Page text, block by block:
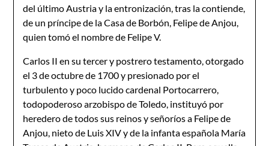
del último Austria y la entronización, tras la contiende,
de un príncipe de la Casa de Borbón, Felipe de Anjou,
quien tomó el nombre de Felipe V.
Carlos II en su tercer y postrero testamento, otorgado
el 3 de octubre de 1700 y presionado por el
turbulento y poco lucido cardenal Portocarrero,
todopoderoso arzobispo de Toledo, instituyó por
heredero de todos sus reinos y señoríos a Felipe de
Anjou, nieto de Luis XIV y de la infanta española María